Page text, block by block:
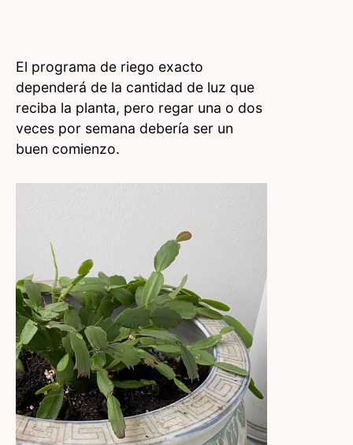
El programa de riego exacto
dependerá de la cantidad de luz que
reciba la planta, pero regar una o dos
veces por semana debería ser un
buen comienzo.